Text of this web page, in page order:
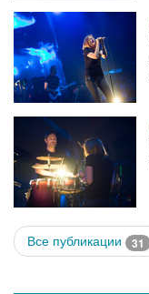
Все публикации 31